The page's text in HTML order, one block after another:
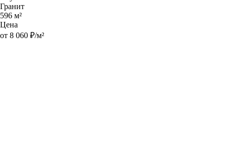
Гранит
596 м²
Цена
от 8 060 ₽/м²